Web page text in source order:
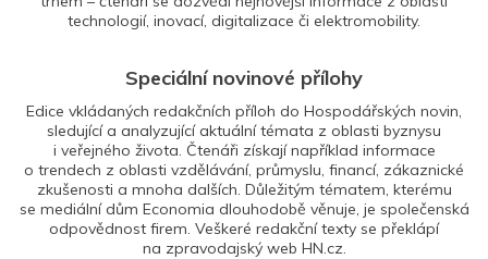
technologií, inovací, digitalizace či elektromobility.
Speciální novinové přílohy
Edice vkládaných redakčních příloh do Hospodářských novin,
sledující a analyzující aktuální témata z oblasti byznysu
i veřejného života. Čtenáři získají například informace
o trendech z oblasti vzdělávání, průmyslu, financí, zákaznické
zkušenosti a mnoha dalších. Důležitým tématem, kterému
se mediální dům Economia dlouhodobě věnuje, je společenská
odpovědnost firem. Veškeré redakční texty se překlápí
na zpravodajský web HN.cz.